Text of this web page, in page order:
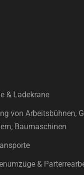
& Ladekrane
von Arbeitsbühnen,
Baumaschinen
&